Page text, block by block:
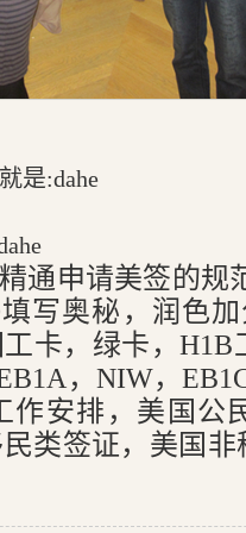
是:dahe
通申请美签的规
写奥秘，润色
卡，绿卡，H1B
，NIW，
作安排，美国公
类签证，美国